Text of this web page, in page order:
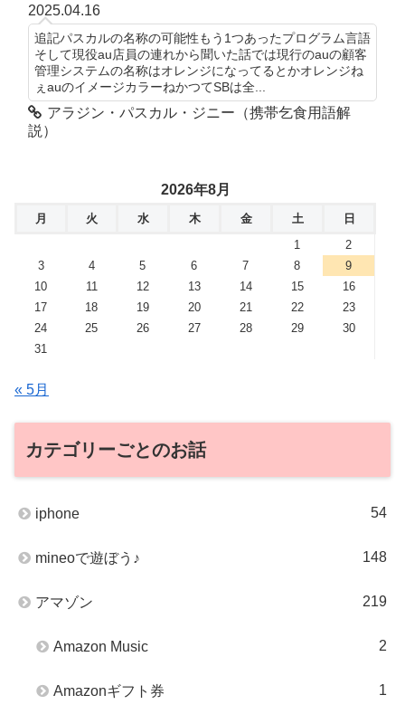
2025.04.16
追記パスカルの名称の可能性もう1つあったプログラム言語
そして現役au店員の連れから聞いた話では現行のauの顧客
管理システムの名称はオレンジになってるとかオレンジね
ぇauのイメージカラーねかつてSBは全...
アラジン・パスカル・ジニー（携帯乞食用語解
説）
2026年8月
月 火 水 木 金 土
日
1
2
3
4 5 6 7 8
9
10
11 12 13 14 15
16
17
18 19 20 21 22
23
24
25 26 27 28 29
30
31
« 5月
カテゴリーごとのお話
iphone 54
mineoで遊ぼう♪ 148
アマゾン 219
Amazon Music 2
Amazonギフト券 1